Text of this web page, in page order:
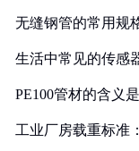
无缝钢管的常用规
生活中常见的传感
PE100管材的含义
工业厂房载重标准